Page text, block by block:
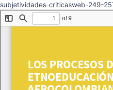
subjetividades-criticasweb-249-